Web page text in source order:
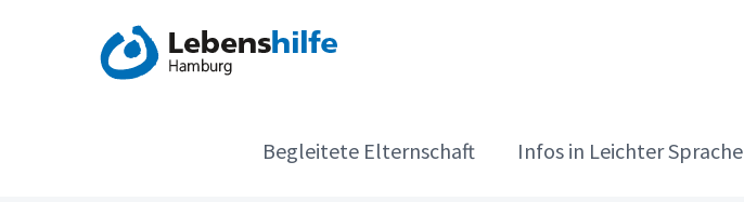
Begleitete Elternschaft Infos in Leichter Sprache